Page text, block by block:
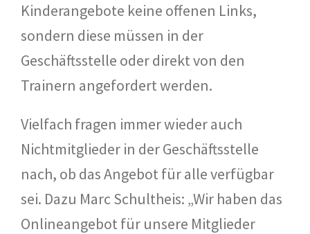
Kinderangebote keine offenen Links,
sondern diese müssen in der
Geschäftsstelle oder direkt von den
Trainern angefordert werden.
Vielfach fragen immer wieder auch
Nichtmitglieder in der Geschäftsstelle
nach, ob das Angebot für alle verfügbar
sei. Dazu Marc Schultheis: „Wir haben das
Onlineangebot für unsere Mitglieder